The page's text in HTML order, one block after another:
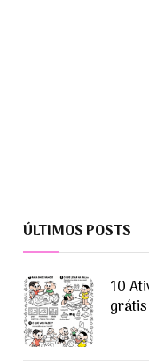
ÚLTIMOS POSTS
10